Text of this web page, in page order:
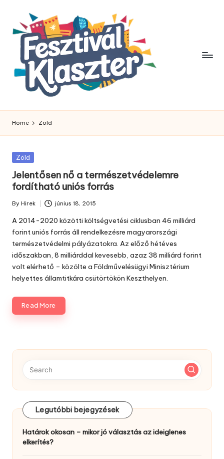
content
Home Zöld
Posted
Zöld
Jelentősen nő a természetvédelemre
fordítható uniós forrás
Posted
by
By Hirek június 18, 2015
A 2014-2020 közötti költségvetési ciklusban 46 milliárd
forint uniós forrás áll rendelkezésre magyarországi
természetvédelmi pályázatokra. Az előző hétéves
időszakban, 8 milliárddal kevesebb, azaz 38 milliárd forint
volt elérhető – közölte a Földművelésügyi Minisztérium
helyettes államtitkára csütörtökön Keszthelyen.
Read More
Legutóbbi bejegyzések
Határok okosan – mikor jó választás az ideiglenes
elkerítés?